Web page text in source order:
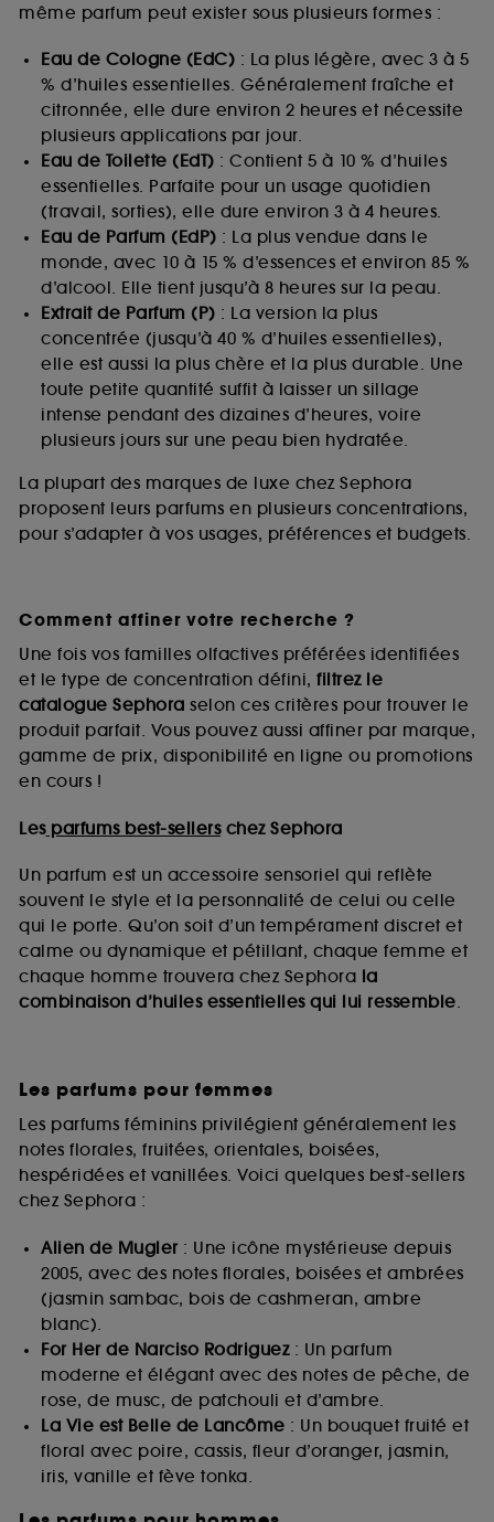
même parfum peut exister sous plusieurs formes :
Eau de Cologne (EdC) : La plus légère, avec 3 à 5
% d’huiles essentielles. Généralement fraîche et
citronnée, elle dure environ 2 heures et nécessite
plusieurs applications par jour.
Eau de Toilette (EdT) : Contient 5 à 10 % d’huiles
essentielles. Parfaite pour un usage quotidien
(travail, sorties), elle dure environ 3 à 4 heures.
Eau de Parfum (EdP) : La plus vendue dans le
monde, avec 10 à 15 % d’essences et environ 85 %
d’alcool. Elle tient jusqu’à 8 heures sur la peau.
Extrait de Parfum (P) : La version la plus
concentrée (jusqu’à 40 % d’huiles essentielles),
elle est aussi la plus chère et la plus durable. Une
toute petite quantité suffit à laisser un sillage
intense pendant des dizaines d’heures, voire
plusieurs jours sur une peau bien hydratée.
La plupart des marques de luxe chez Sephora
proposent leurs parfums en plusieurs concentrations,
pour s’adapter à vos usages, préférences et budgets.
Comment affiner votre recherche ?
Une fois vos familles olfactives préférées identifiées
et le type de concentration défini, filtrez le
catalogue Sephora selon ces critères pour trouver le
produit parfait. Vous pouvez aussi affiner par marque,
gamme de prix, disponibilité en ligne ou promotions
en cours !
Lesparfums best-sellerschez Sephora
Un parfum est un accessoire sensoriel qui reflète
souvent le style et la personnalité de celui ou celle
qui le porte. Qu’on soit d’un tempérament discret et
calme ou dynamique et pétillant, chaque femme et
chaque homme trouvera chez Sephora la
combinaison d’huiles essentielles qui lui ressemble.
Les parfums pour femmes
Les parfums féminins privilégient généralement les
notes florales, fruitées, orientales, boisées,
hespéridées et vanillées. Voici quelques best-sellers
chez Sephora :
Alien de Mugler: Une icône mystérieuse depuis
2005, avec des notes florales, boisées et ambrées
(jasmin sambac, bois de cashmeran, ambre
blanc).
For Her de Narciso Rodriguez: Un parfum
moderne et élégant avec des notes de pêche, de
rose, de musc, de patchouli et d’ambre.
La Vie est Belle de Lancôme : Un bouquet fruité et
floral avec poire, cassis, fleur d’oranger, jasmin,
iris, vanille et fève tonka.